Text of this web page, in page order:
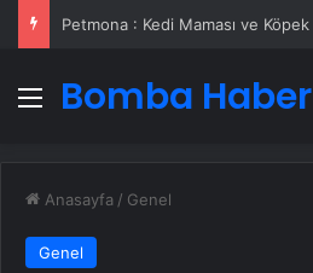
Menü
Bomba Haber
Anasayfa / Genel
Genel